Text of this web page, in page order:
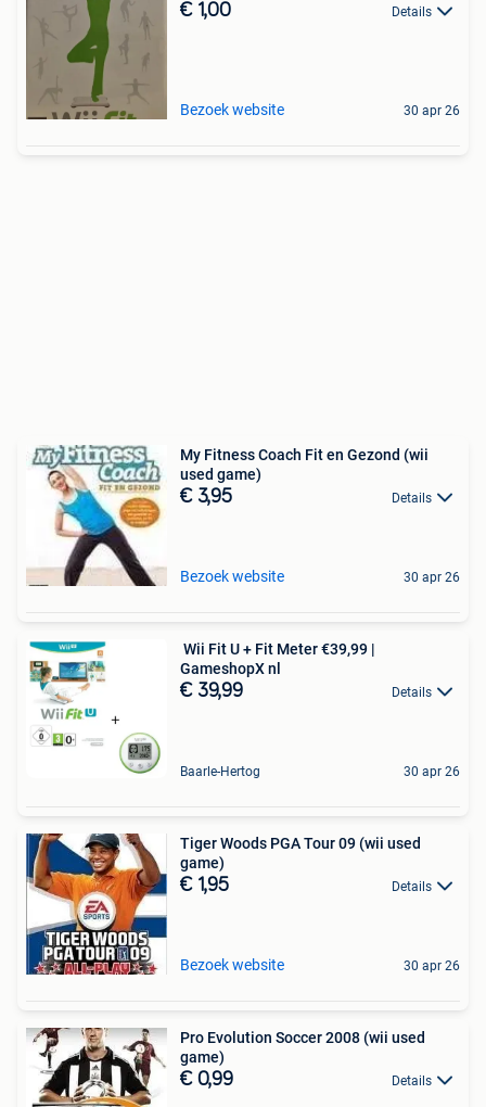
€ 1,00 Details
Bezoek website 30 apr 26
My Fitness Coach Fit en Gezond (wii
used game)
€ 3,95 Details
Bezoek website 30 apr 26
️ Wii Fit U + Fit Meter €39,99 |
GameshopX nl
€ 39,99 Details
Baarle-Hertog 30 apr 26
Tiger Woods PGA Tour 09 (wii used
game)
€ 1,95 Details
Bezoek website 30 apr 26
Pro Evolution Soccer 2008 (wii used
game)
€ 0,99 Details